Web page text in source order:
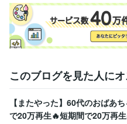
デザイナー / グラフィックデザイ
クリエイター / 動画クリエイター
営業 / 営業事務・アシスタント
カスタマーサポート・カスタマ
受賞歴
賞
資格・検定
このブログを見た人に
【またやった】60代のおばあ
で20万再生🔥短期間で20万再